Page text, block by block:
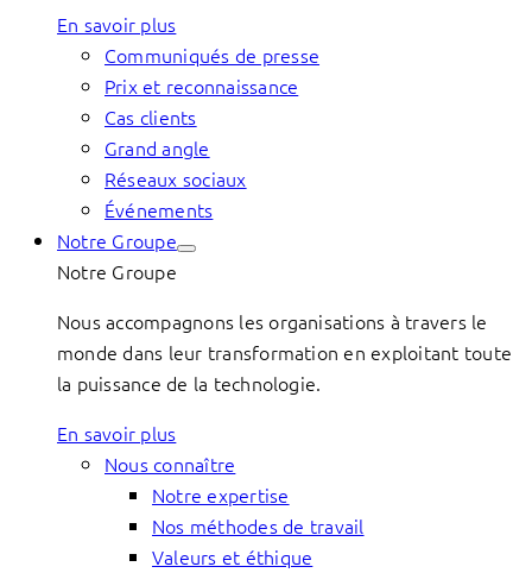
En savoir plus
Communiqués de presse
Prix et reconnaissance
Cas clients
Grand angle
Réseaux sociaux
Événements
Notre Groupe
Notre Groupe
Nous accompagnons les organisations à travers le
monde dans leur transformation en exploitant toute
la puissance de la technologie.
En savoir plus
Nous connaître
Notre expertise
Nos méthodes de travail
Valeurs et éthique